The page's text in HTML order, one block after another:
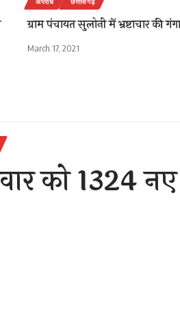
ग्राम पंचायत सुलोनी में भ्रष्टाचार की
March 17, 2021
को 1324